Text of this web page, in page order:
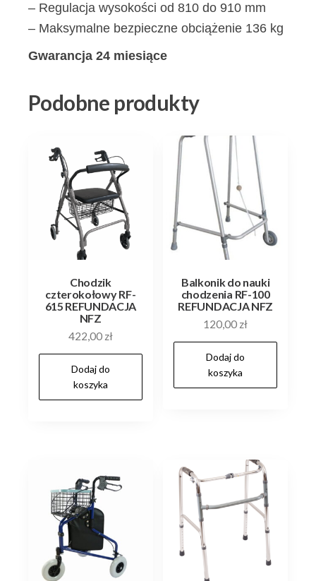
– Regulacja wysokości od 810 do 910 mm
– Maksymalne bezpieczne obciążenie 136 kg
Gwarancja 24 miesiące
Podobne produkty
Chodzik
czterokołowy RF-
615 REFUNDACJA
NFZ
422,00 zł
Dodaj do
koszyka
Balkonik do nauki
chodzenia RF-100
REFUNDACJA NFZ
120,00 zł
Dodaj do
koszyka